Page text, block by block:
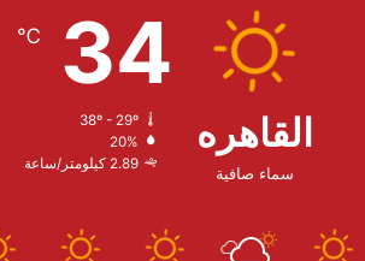
القاهره
سماء صافية
34
℃
38º - 29º
20%
2.89 كيلومتر/ساعة